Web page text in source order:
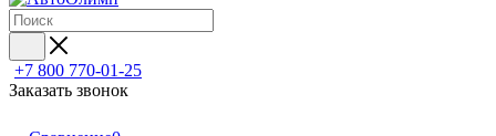
+7 800 770-01-25
Заказать звонок